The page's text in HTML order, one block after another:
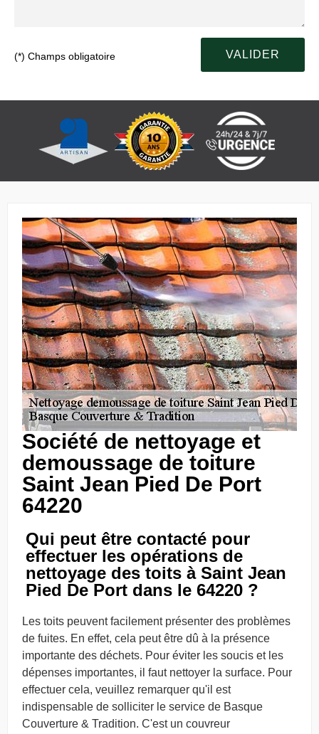
(*) Champs obligatoire
Société de nettoyage et
demoussage de toiture
Saint Jean Pied De Port
64220
Qui peut être contacté pour
effectuer les opérations de
nettoyage des toits à Saint Jean
Pied De Port dans le 64220 ?
Les toits peuvent facilement présenter des problèmes
de fuites. En effet, cela peut être dû à la présence
importante des déchets. Pour éviter les soucis et les
dépenses importantes, il faut nettoyer la surface. Pour
effectuer cela, veuillez remarquer qu'il est
indispensable de solliciter le service de Basque
Couverture & Tradition. C'est un couvreur